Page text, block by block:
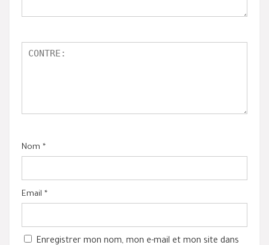
Nom *
Email *
Enregistrer mon nom, mon e-mail et mon site dans